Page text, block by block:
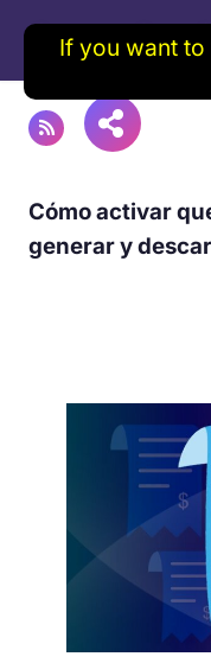
Cómo activar
generar y
If you want